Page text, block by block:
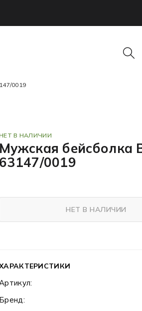
0019
В НАЛИЧИИ
Мужская бейсболка
63147/0019
НЕТ В НАЛИЧИИ
Бренд: